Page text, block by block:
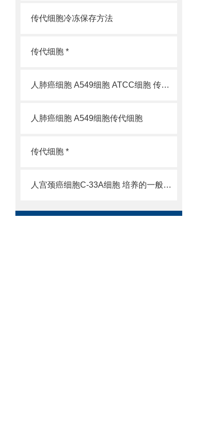
传代细胞冷冻保存方法
传代细胞 *
人肺癌细胞 A549细胞 ATCC细胞 传代细胞
人肺癌细胞 A549细胞传代细胞
传代细胞 *
人宫颈癌细胞C-33A细胞 培养的一般过程